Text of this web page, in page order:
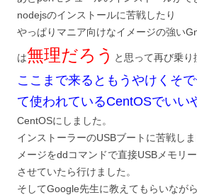
nodejsのインストールに苦戦したり
やっぱりマニア向けなイメージの強い
は無理だろう と思って再び乗り
ここまで来るともうやけくそ
て使われているCentOSでいい
CentOSにしました。
インストーラーのUSBブートに苦戦し
メージをddコマンドで直接USBメモリ
させていたら行けました。
そしてGoogle先生に教えてもらいなが